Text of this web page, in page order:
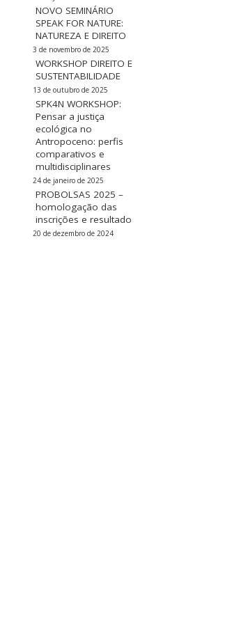
NOVO SEMINÁRIO
SPEAK FOR NATURE:
NATUREZA E DIREITO
3 de novembro de 2025
WORKSHOP DIREITO E
SUSTENTABILIDADE
13 de outubro de 2025
SPK4N WORKSHOP:
Pensar a justiça
ecológica no
Antropoceno: perfis
comparativos e
multidisciplinares
24 de janeiro de 2025
PROBOLSAS 2025 –
homologação das
inscrições e resultado
20 de dezembro de 2024